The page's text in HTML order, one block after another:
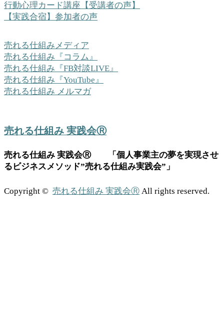
行動心理カード講座【受講者の声】
【実践合宿】参加者の声
売れる仕組みメディア
売れる仕組み『コラム』
売れる仕組み『FB対談LIVE』
売れる仕組み『YouTube』
売れる仕組み メルマガ
売れる仕組み 実践会Ⓡ
売れる仕組み 実践会Ⓡ 「個人事業主の夢を実現させ
るビジネスメソッド”売れる仕組み実践会”」
Copyright © 売れる仕組み 実践会Ⓡ All rights reserved.